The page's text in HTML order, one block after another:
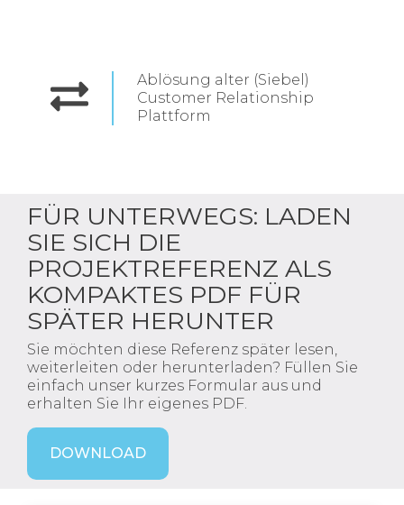
Ablösung alter (Siebel)
Customer Relationship
Plattform
FÜR UNTERWEGS: LADEN
SIE SICH DIE
PROJEKTREFERENZ ALS
KOMPAKTES PDF FÜR
SPÄTER HERUNTER
Sie möchten diese Referenz später lesen,
weiterleiten oder herunterladen? Füllen Sie
einfach unser kurzes Formular aus und
erhalten Sie Ihr eigenes PDF.
DOWNLOAD